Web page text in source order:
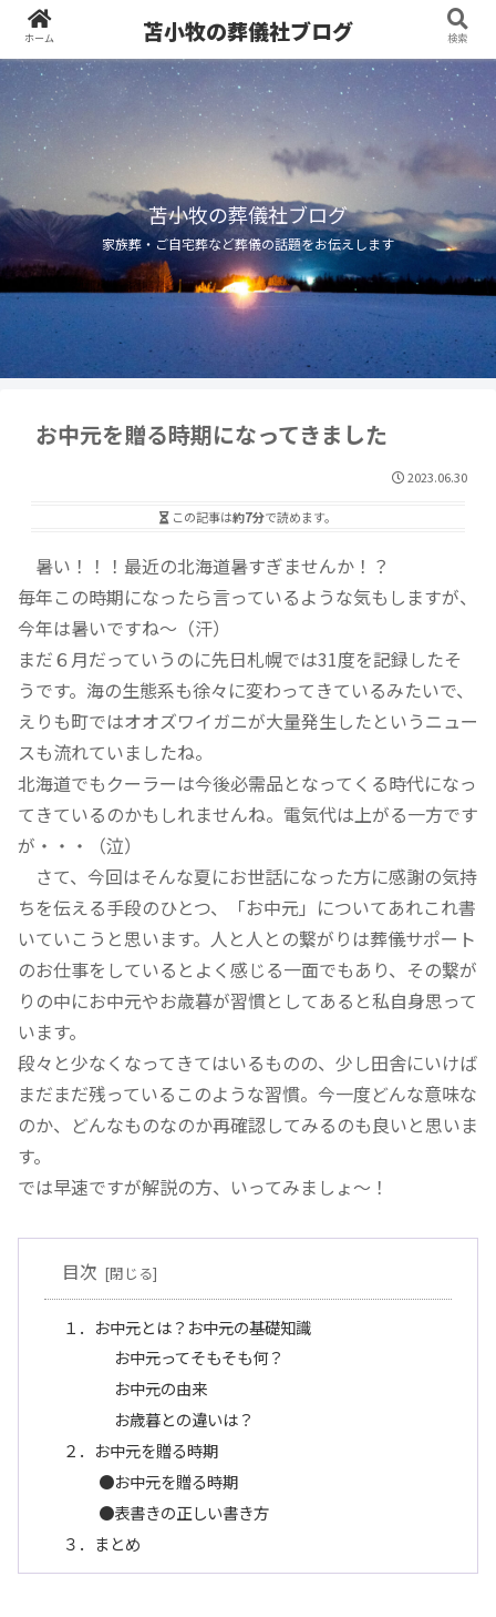
苫小牧の葬儀社ブログ
家族葬・ご自宅葬など葬儀の話題をお伝えします
お中元を贈る時期になってきました
2023.06.30
この記事は約7分で読めます。
暑い！！！最近の北海道暑すぎませんか！？
毎年この時期になったら言っているような気もしますが、
今年は暑いですね～（汗）
まだ６月だっていうのに先日札幌では31度を記録したそ
うです。海の生態系も徐々に変わってきているみたいで、
えりも町ではオオズワイガニが大量発生したというニュー
スも流れていましたね。
北海道でもクーラーは今後必需品となってくる時代になっ
てきているのかもしれませんね。電気代は上がる一方です
が・・・（泣）
さて、今回はそんな夏にお世話になった方に感謝の気持
ちを伝える手段のひとつ、「お中元」についてあれこれ書
いていこうと思います。人と人との繋がりは葬儀サポート
のお仕事をしているとよく感じる一面でもあり、その繋が
りの中にお中元やお歳暮が習慣としてあると私自身思って
います。
段々と少なくなってきてはいるものの、少し田舎にいけば
まだまだ残っているこのような習慣。今一度どんな意味な
のか、どんなものなのか再確認してみるのも良いと思いま
す。
では早速ですが解説の方、いってみましょ～！
目次
１．お中元とは？お中元の基礎知識
お中元ってそもそも何？
お中元の由来
お歳暮との違いは？
２．お中元を贈る時期
●お中元を贈る時期
●表書きの正しい書き方
３．まとめ
ホーム 苫小牧の葬儀社ブログ 検索